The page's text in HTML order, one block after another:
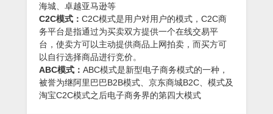
海城、卓越亚马逊等
C2C模式： C2C模式是用户对用户的模式，C2C商
务平台是指通过为买卖双方提供一个在线交易平
台，使卖方可以主动提供商品上网拍卖，而买方可
以自行选择商品进行竞价。
ABC模式： ABC模式是新型电子商务模式的一种，
被誉为继阿里巴巴B2B模式、京东商城B2C、模式及
淘宝C2C模式之后电子商务界的第四大模式